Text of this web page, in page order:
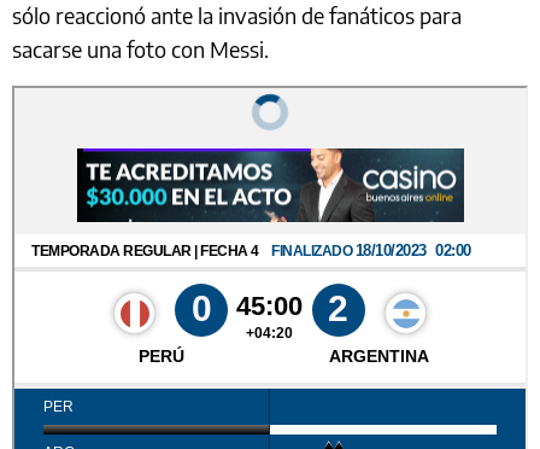
sólo reaccionó ante la invasión de fanáticos para
sacarse una foto con Messi.